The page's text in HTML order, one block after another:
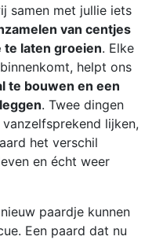
samen met jullie iets
van centjes
te laten groeien. Elke
helpt ons
te bouwen en een
. Twee dingen
lijken,
het verschil
en écht weer
paardje kunnen
Een paard dat nu